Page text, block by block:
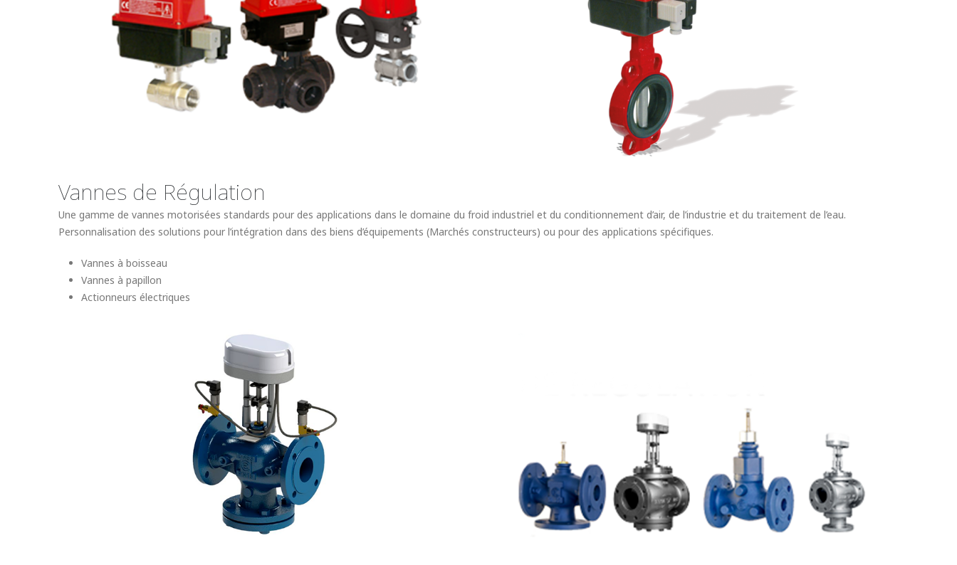
Vannes de Régulation
Une gamme de vannes motorisées standards pour des applications dans le domaine du froid industriel et du conditionnement d’air, de l’industrie et du traitement de l’eau.
Personnalisation des solutions pour l’intégration dans des biens d’équipements (Marchés constructeurs) ou pour des applications spécifiques.
Vannes à boisseau
Vannes à papillon
Actionneurs électriques